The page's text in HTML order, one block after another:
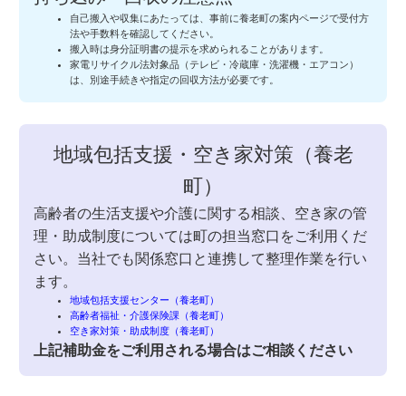
自己搬入や収集にあたっては、事前に養老町の案内ページで受付方
法や手数料を確認してください。
搬入時は身分証明書の提示を求められることがあります。
家電リサイクル法対象品（テレビ・冷蔵庫・洗濯機・エアコン）
は、別途手続きや指定の回収方法が必要です。
地域包括支援・空き家対策（養老
町）
高齢者の生活支援や介護に関する相談、空き家の管
理・助成制度については町の担当窓口をご利用くだ
さい。当社でも関係窓口と連携して整理作業を行い
ます。
地域包括支援センター（養老町）
高齢者福祉・介護保険課（養老町）
空き家対策・助成制度（養老町）
上記補助金をご利用される場合はご相談ください